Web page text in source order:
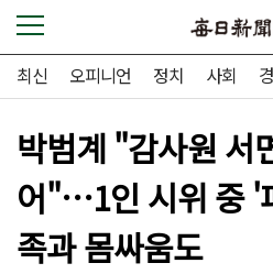
최신 오피니언 정치 사회
박범계 "감사원 서
어"…1인 시위 중 '
족과 몸싸움도